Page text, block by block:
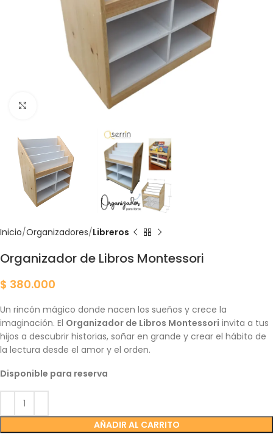
Click para agrandar
Inicio Organizadores Libreros
Organizador de Libros Montessori
$ 380.000
Un rincón mágico donde nacen los sueños y crece la
imaginación. El Organizador de Libros Montessori invita a tus
hijos a descubrir historias, soñar en grande y crear el hábito de
la lectura desde el amor y el orden.
Disponible para reserva
AÑADIR AL CARRITO